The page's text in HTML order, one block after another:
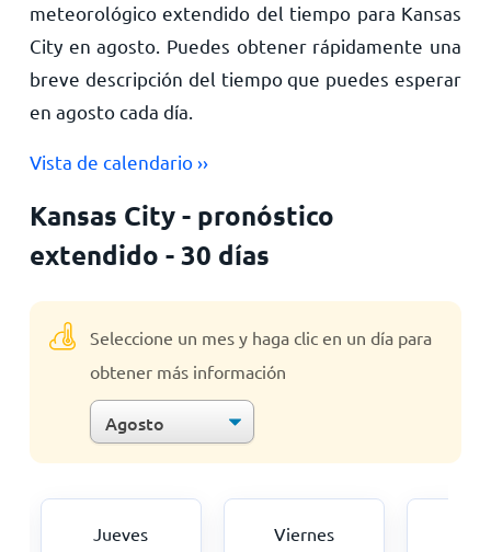
meteorológico extendido del tiempo para Kansas
City en agosto. Puedes obtener rápidamente una
breve descripción del tiempo que puedes esperar
en agosto cada día.
Vista de calendario ››
Kansas City - pronóstico
extendido - 30 días
Seleccione un mes y haga clic en un día para
obtener más información
Jueves Viernes